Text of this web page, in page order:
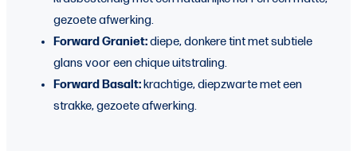
gezoete afwerking.
Forward Graniet:diepe, donkere tint met subtiele
glans voor een chique uitstraling.
Forward Basalt:krachtige, diepzwarte met een
strakke, gezoete afwerking.